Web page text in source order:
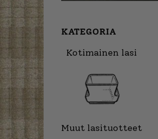
KATEGORIA
Kotimainen lasi
Muut lasituotteet